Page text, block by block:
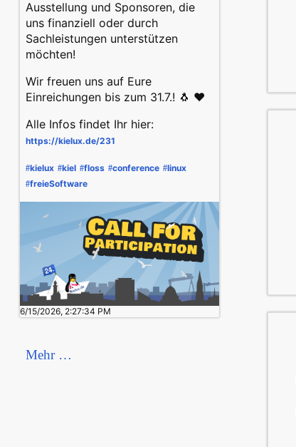
Ausstellung und Sponsoren, die
uns finanziell oder durch
Sachleistungen unterstützen
möchten!
Wir freuen uns auf Eure
Einreichungen bis zum 31.7.! 🐧 ❤️
Alle Infos findet Ihr hier:
https://kielux.de/231
#kielux #kiel #floss #conference #linux
#freieSoftware
6/15/2026, 2:27:34 PM
Mehr …